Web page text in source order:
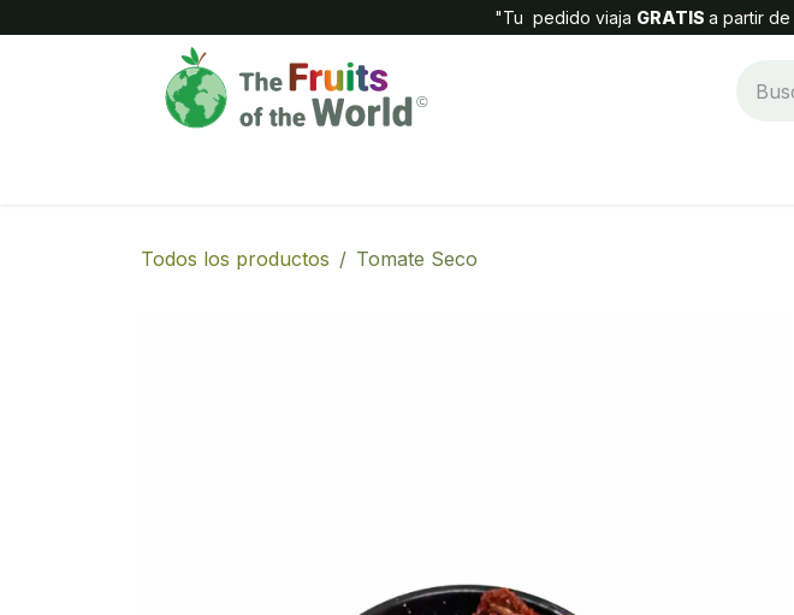
"Tu pedido viaja GRATIS a partir de
Todos los productos Tomate Seco